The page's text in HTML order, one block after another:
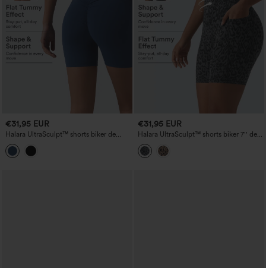
€31,95 EUR
Halara UltraSculpt™ shorts biker de
entrenamiento de talle alto con control
abdominal y realce de glúteos, 5'' con
bolsillos
€31,95 EUR
Halara UltraSculpt™ shorts biker 7'' de
talle alto con estampado de leopardo,
control abdominal y bolsillos